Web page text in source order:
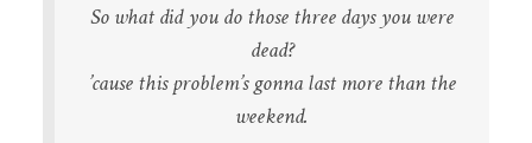
So what did you do those three days you were
dead?
’cause this problem’s gonna last more than the
weekend.